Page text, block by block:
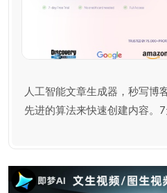
人工智能文章生成器，秒写博
先进的算法来快速创建内容。